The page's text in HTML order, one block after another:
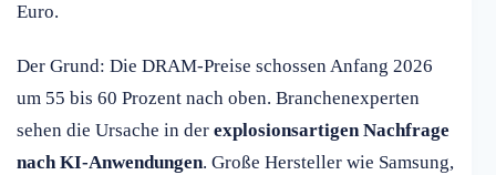
Euro.
Der Grund: Die DRAM-Preise schossen Anfang 2026
um 55 bis 60 Prozent nach oben. Branchenexperten
sehen die Ursache in der explosionsartigen Nachfrage
nach KI-Anwendungen. Große Hersteller wie Samsung,